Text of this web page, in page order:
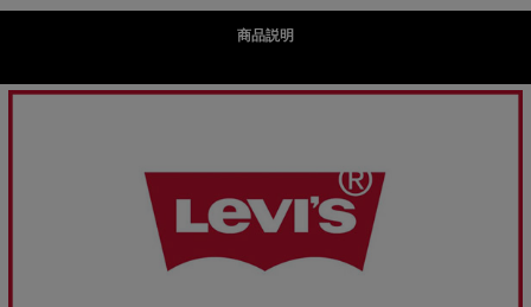
商品説明